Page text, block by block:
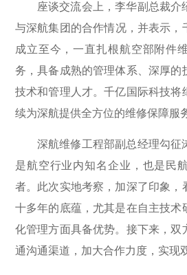
座谈交流会上，李华副总裁介
与深航集团的合作情况，并表示，
成立至今，一直扎根航空部附件
务，具备成熟的管理体系、深厚的
技术和管理人才。千亿国际科技将
续为深航提供全方位的维修保障服
深航维修工程部副总经理勾征
是航空行业内知名企业，也是民
者。此次实地考察，加深了印象，
十多年的底蕴，尤其是在自主技术
化管理方面具备优势。接下来，双
通沟通渠道，加大合作力度，实现